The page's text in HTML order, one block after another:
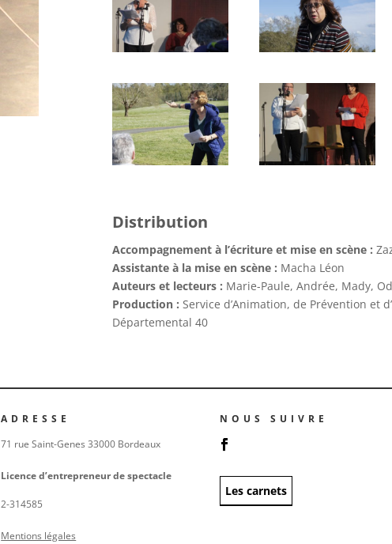
Distribution
Accompagnement à l’écriture et mise en scène :
Assistante à la mise en scène : Macha Léon
Auteurs et lecteurs : Marie-Paule, Andrée, Mady,
Production : Service d’Animation, de Prévention et
Départemental 40
ADRESSE
71 rue Saint-Genes 33000 Bordeaux
Licence d’entrepreneur de spectacle
2-314585
Mentions légales
NOUS SUIVRE
Les carnets